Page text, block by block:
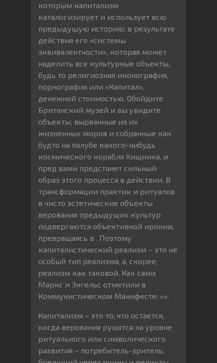
которым капитализм
каталогизирует и использует всю
предыдущую историю: в результате
действия его «системы
эквивалентности», которая может
наделить все культурные объекты,
будь то религиозная иконография,
порнография или «Капитал»,
денежной стоимостью. Обойдите
Британский музей и вы увидите
объекты, вырванные из их
жизненных миров и собранные как
будто на палубе какого-нибудь
космического корабля Хищника, и
пред вами предстанет сильный
образ этого процесса в действии. В
трансформации практик и ритуалов
в чисто эстетические объекты
верования предыдущих культур
подвергаются объективной иронии,
превращаясь в . Поэтому
капиталистический реализм – это не
особый тип реализма, а, скорее,
реализм как таковой. Как сами
Маркс и Энгельс отметили в
Коммунистическом Манифесте: «».
Капитализм – это то, что остается,
когда верования рушатся на уровне
ритуального или символического
развития – потребитель-зритель,